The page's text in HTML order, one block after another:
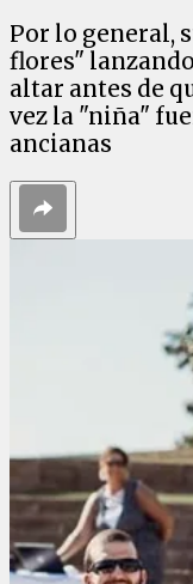
Por lo general,
flores"
altar antes de
vez la "niña"
ancianas